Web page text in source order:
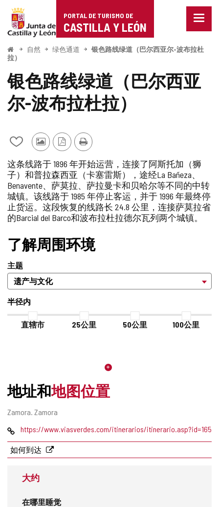
Portal
de
Turismo
de
Castilla
PORTAL DE TURISMO DE
CASTILLA Y LEÓN
菜
关
示
导
开
始
自然 绿色通道
银色路线绿道（巴尔西亚尔-波布拉杜
拉）
银色路线绿道（巴尔西亚
尔-波布拉杜拉）
从
的
笔
记
本
中
添
加/
除
其
游
客
的
照
片
PDF
本
打
这条线路于 1896 年开始运营，连接了阿斯托加（狮
子）和普拉森西亚（卡塞雷斯），途经La Bañeza、
Benavente、萨莫拉、萨拉曼卡和贝哈尔等不同的中转
城镇。该线路于 1985 年停止客运，并于 1996 年最终停
止货运。这段恢复的线路长 24.8 公里，连接萨莫拉省
的Barcial del Barco和波布拉杜拉德尔瓦列两个城镇。
了解周围环境
主题
半径内
直辖市 25公里 50公里 100公里
地址和地图位置
邮
地
址
Zamora. Zamora
网
https://www.viasverdes.com/itinerarios/itinerario.asp?id=165
如何到达
大约
在哪里睡觉